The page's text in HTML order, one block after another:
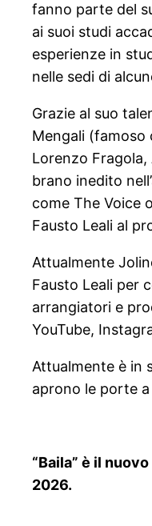
fanno parte del
ai suoi studi
esperienze in
nelle sedi di
Grazie al suo
Mengali (famoso
Lorenzo
brano inedito
come The Voice
Fausto Leali al
Attualmente
Fausto Leali per
arrangiatori e
YouTube,
Attualmente è in
aprono le porte
“Baila” è il
2026.